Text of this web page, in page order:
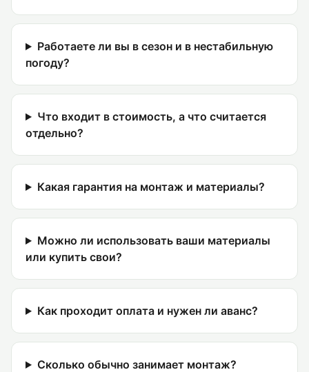
Работаете ли вы в сезон и в нестабильную
погоду?
Что входит в стоимость, а что считается
отдельно?
Какая гарантия на монтаж и материалы?
Можно ли использовать ваши материалы
или купить свои?
Как проходит оплата и нужен ли аванс?
Сколько обычно занимает монтаж?